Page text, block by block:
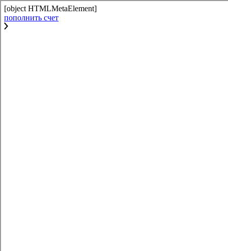
[object HTMLMetaElement]
пополнить счет